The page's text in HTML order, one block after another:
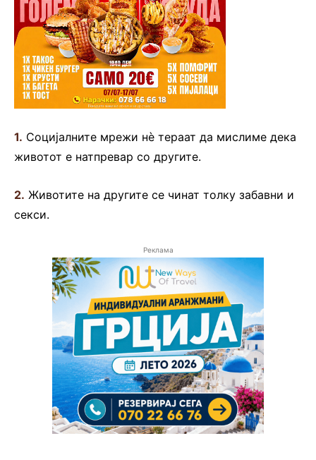
1. Социјалните мрежи нè тераат да мислиме дека
животот е натпревар со другите.
2. Животите на другите се чинат толку забавни и
секси.
Реклама